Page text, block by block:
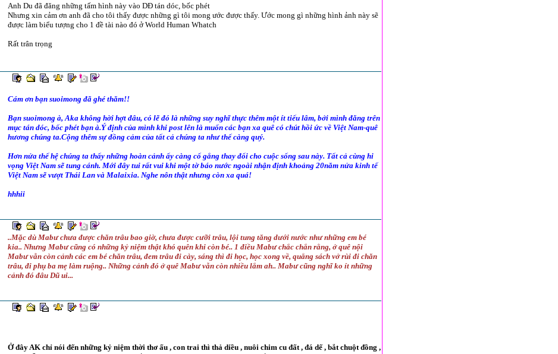
Anh Du đã đăng những tấm hình này vào DĐ tán dóc, bốc phét
Nhưng xin cảm ơn anh đã cho tôi thấy được những gì tôi mong ước được thấy. Ước mong gì những hình ảnh này sẽ
được làm biểu tượng cho 1 đề tài nào đó ở World Human Whatch
Rất trân trọng
Cám ơn bạn suoimong đã ghé thăm!!
Bạn suoimong à, Aka không hời hợt đâu, có lẽ đó là những suy nghĩ thực thêm một ít tiếu lâm, bởi mình đăng trên
mục tán dóc, bốc phét bạn à.Ý định của mình khi post lên là muốn các bạn xa quê có chút hồi ức về Việt Nam-quê
hương chúng ta.Cộng thêm sự đồng cảm của tất cả chúng ta như thế càng quý.
Hơn nửa thế hệ chúng ta thấy những hoàn cảnh ấy càng cố gắng thay đổi cho cuộc sống sau này. Tất cả cùng hi
vọng Việt Nam sẽ tung cánh. Mới đây tui rất vui khi một tờ báo nước ngoài nhận định khoảng 20năm nửa kinh tế
Việt Nam sẽ vượt Thái Lan và Malaixia. Nghe nôn thật nhưng còn xa quá!
hhhii
..Mặc dù Mabư chưa được chăn trâu bao giờ, chưa được cưỡi trâu, lội tung tăng dưới nước như những em bé
kia.. Nhưng Mabư cũng có những kỷ niệm thật khó quên khi còn bé.. 1 điều Mabư chắc chắn rằng, ở quê nội
Mabư vẫn còn cảnh các em bé chăn trâu, đem trâu đi cày, sáng thì đi học, học xong về, quẳng sách vở rùi đi chăn
trâu, đi phụ ba mẹ làm ruộng.. Những cảnh đó ở quê Mabư vẫn còn nhiều lắm ah.. Mabư cũng nghĩ ko ít những
cảnh đó đâu Dũ ui...
Ở đây AK chỉ nói đến những kỷ niệm thời thơ ấu , con trai thì thả diều , nuôi chim cu đất , đá dế , bắt chuột đồng ,